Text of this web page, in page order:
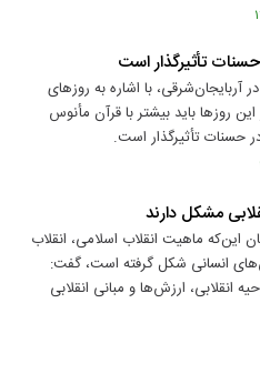
تأثیرگذار است
آربایجان‌شرقی، با اشاره به روزهای
این روزها باید بیشتر با قرآن مأنوس
حسنات تأثیرگذار است.
مشکل دارند
این‌که ماهیت انقلاب اسلامی، انقلاب
انسانی شکل گرفته است، گفت:
انقلابی، ارزش‌‍‌ها و مبانی انقلابی